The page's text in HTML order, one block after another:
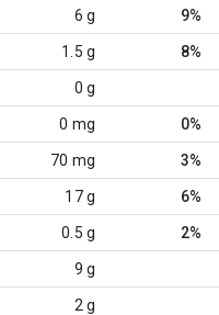
6 g 9%
1.5 g 8%
0 g
0 mg 0%
70 mg 3%
17 g 6%
0.5 g 2%
9 g
2 g